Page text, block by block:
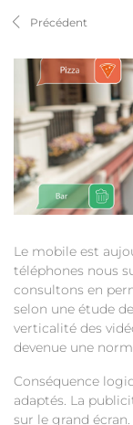
Précédent
Le mobile est
téléphones nous
consultons en
selon une étude
verticalité des
devenue une
Conséquence
adaptés. La
sur le grand